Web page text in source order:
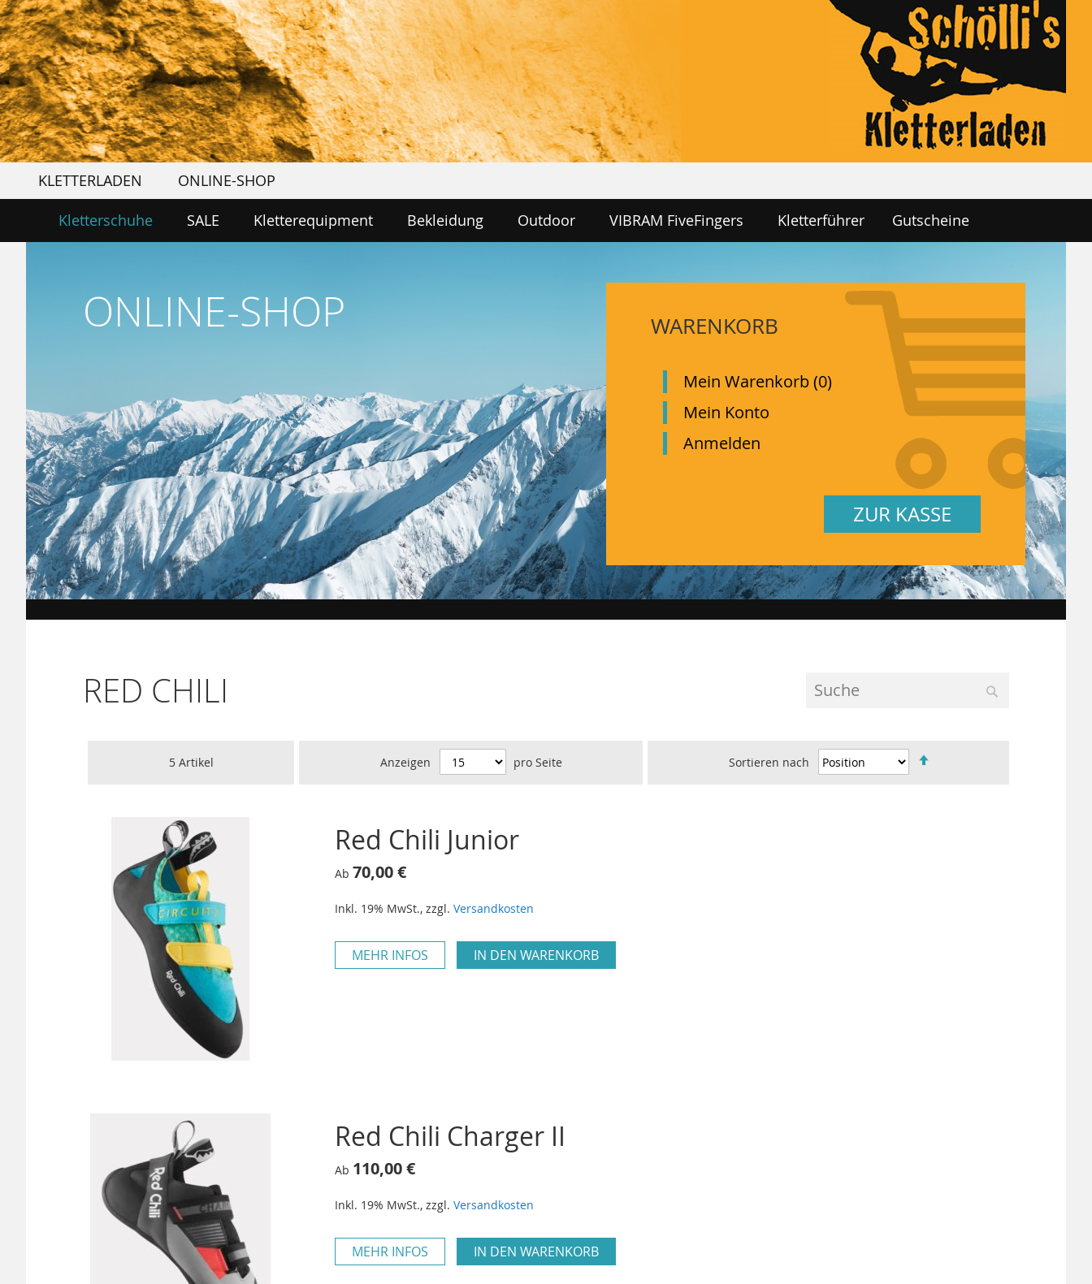
KLETTERLADEN ONLINE-SHOP
Kletterschuhe SALE Kletterequipment Bekleidung Outdoor VIBRAM FiveFingers Kletterführer Gutscheine
WARENKORB
Mein Warenkorb (0)
Mein Konto
Anmelden
ZUR KASSE
ONLINE-SHOP
RED CHILI
5Artikel Anzeigen pro Seite
Sortieren nach
Red Chili Junior
Ab 70,00 €
Inkl. 19% MwSt., zzgl. Versandkosten
MEHR INFOS IN DEN WARENKORB
Red Chili Charger II
Ab 110,00 €
Inkl. 19% MwSt., zzgl. Versandkosten
MEHR INFOS IN DEN WARENKORB